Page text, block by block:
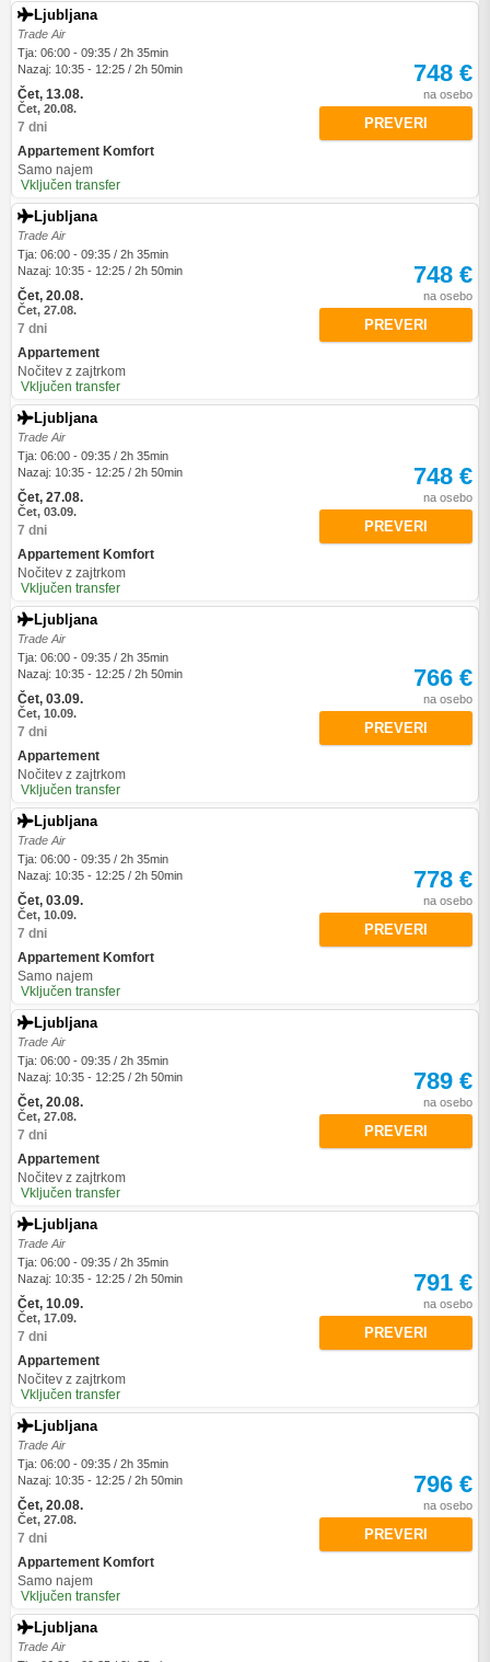
Ljubljana
Trade Air
Tja: 06:00 - 09:35 / 2h 35min
Nazaj: 10:35 - 12:25 / 2h 50min
Čet, 13.08.
Čet, 20.08.
7 dni
Appartement Komfort
Samo najem
Vključen transfer
748 €
na osebo
PREVERI
Ljubljana
Trade Air
Tja: 06:00 - 09:35 / 2h 35min
Nazaj: 10:35 - 12:25 / 2h 50min
Čet, 20.08.
Čet, 27.08.
7 dni
Appartement
Nočitev z zajtrkom
Vključen transfer
748 €
na osebo
PREVERI
Ljubljana
Trade Air
Tja: 06:00 - 09:35 / 2h 35min
Nazaj: 10:35 - 12:25 / 2h 50min
Čet, 27.08.
Čet, 03.09.
7 dni
Appartement Komfort
Nočitev z zajtrkom
Vključen transfer
748 €
na osebo
PREVERI
Ljubljana
Trade Air
Tja: 06:00 - 09:35 / 2h 35min
Nazaj: 10:35 - 12:25 / 2h 50min
Čet, 03.09.
Čet, 10.09.
7 dni
Appartement
Nočitev z zajtrkom
Vključen transfer
766 €
na osebo
PREVERI
Ljubljana
Trade Air
Tja: 06:00 - 09:35 / 2h 35min
Nazaj: 10:35 - 12:25 / 2h 50min
Čet, 03.09.
Čet, 10.09.
7 dni
Appartement Komfort
Samo najem
Vključen transfer
778 €
na osebo
PREVERI
Ljubljana
Trade Air
Tja: 06:00 - 09:35 / 2h 35min
Nazaj: 10:35 - 12:25 / 2h 50min
Čet, 20.08.
Čet, 27.08.
7 dni
Appartement
Nočitev z zajtrkom
Vključen transfer
789 €
na osebo
PREVERI
Ljubljana
Trade Air
Tja: 06:00 - 09:35 / 2h 35min
Nazaj: 10:35 - 12:25 / 2h 50min
Čet, 10.09.
Čet, 17.09.
7 dni
Appartement
Nočitev z zajtrkom
Vključen transfer
791 €
na osebo
PREVERI
Ljubljana
Trade Air
Tja: 06:00 - 09:35 / 2h 35min
Nazaj: 10:35 - 12:25 / 2h 50min
Čet, 20.08.
Čet, 27.08.
7 dni
Appartement Komfort
Samo najem
Vključen transfer
796 €
na osebo
PREVERI
Ljubljana
Trade Air